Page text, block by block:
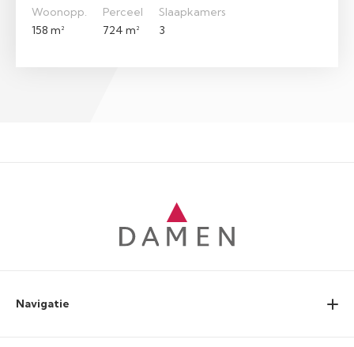
Woonopp.
158 m²
Perceel
724 m²
Slaapkamers
3
Navigatie